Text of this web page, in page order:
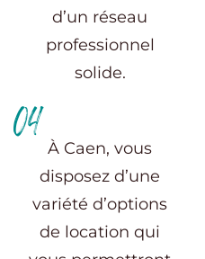
d’un réseau
professionnel
solide.
04 À Caen, vous
disposez d’une
variété d’options
de location qui